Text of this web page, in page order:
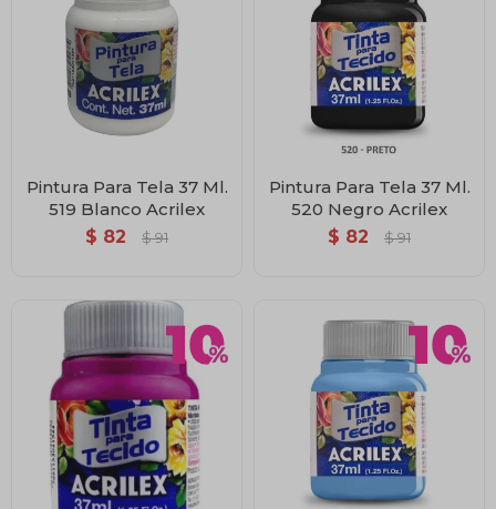
Pintura Para Tela 37 Ml.
519 Blanco Acrilex
$ 82 $ 91
Pintura Para Tela 37 Ml.
520 Negro Acrilex
$ 82 $ 91